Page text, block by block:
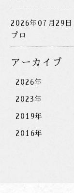
2026年07月29
プロ
アーカイブ
2026年
2023年
2019年
2016年